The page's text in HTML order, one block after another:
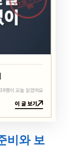
캠핑
명이 오늘 읽었어요
이 글 보기
비와 보